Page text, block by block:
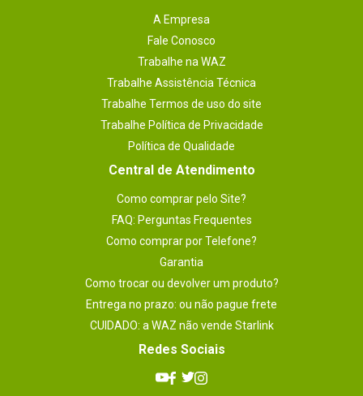
A Empresa
Fale Conosco
Trabalhe na WAZ
Trabalhe Assistência Técnica
Trabalhe Termos de uso do site
Trabalhe Política de Privacidade
Política de Qualidade
Central de Atendimento
Como comprar pelo Site?
FAQ: Perguntas Frequentes
Como comprar por Telefone?
Garantia
Como trocar ou devolver um produto?
Entrega no prazo: ou não pague frete
CUIDADO: a WAZ não vende Starlink
Redes Sociais